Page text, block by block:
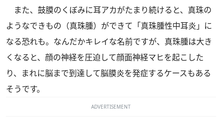
また、鼓膜のくぼみに耳アカがたまり続けると、真珠の
ようなできもの（真珠腫）ができて「真珠腫性中耳炎」に
なる恐れも。なんだかキレイな名前ですが、真珠腫は大き
くなると、顔の神経を圧迫して顔面神経マヒを起こした
り、まれに脳まで到達して脳膜炎を発症するケースもある
そうです。
ADVERTISEMENT